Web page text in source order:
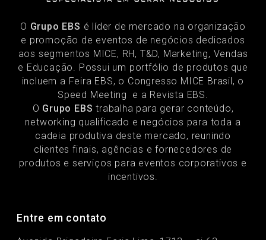
O Grupo EBS é líder de mercado na organização
e promoção de eventos de negócios dedicados
aos segmentos MICE, RH, T&D, Marketing, Vendas
e Educação. Possui um portfólio de produtos que
incluem a Feira EBS, o Congresso MICE Brasil, o
Speed Meeting e a Revista EBS.
O Grupo EBS trabalha para gerar conteúdo,
networking qualificado e negócios para toda a
cadeia produtiva deste mercado, reunindo
clientes finais, agências e fornecedores de
produtos e serviços para eventos corporativos e
incentivos.
Entre em contato